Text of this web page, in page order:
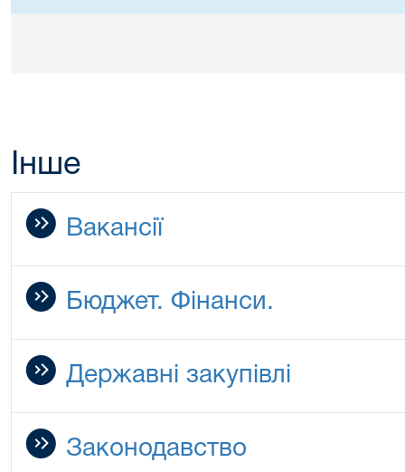
Інше
Вакансії
Бюджет. Фінанси.
Державні закупівлі
Законодавство